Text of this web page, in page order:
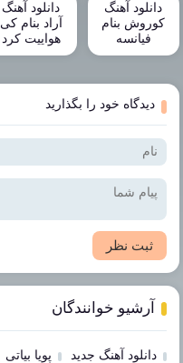
دانلود آهنگ
کوروش بنام
فیانسه
دانلود آهنگ
آراد بنام کی
هواییت کرد
دیدگاه خود را بگذارید
ثبت نظر
آرشیو خوانندگان
دانلود آهنگ جدید پویا بیاتی